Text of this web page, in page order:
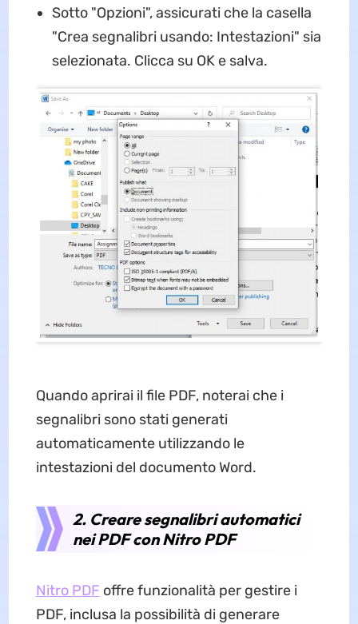
Sotto "Opzioni", assicurati che la casella
"Crea segnalibri usando: Intestazioni" sia
selezionata. Clicca su OK e salva.
Quando aprirai il file PDF, noterai che i
segnalibri sono stati generati
automaticamente utilizzando le
intestazioni del documento Word.
2. Creare segnalibri automatici
nei PDF con Nitro PDF
Nitro PDF offre funzionalità per gestire i
PDF, inclusa la possibilità di generare